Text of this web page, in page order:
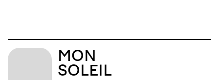
MON
SOLEIL